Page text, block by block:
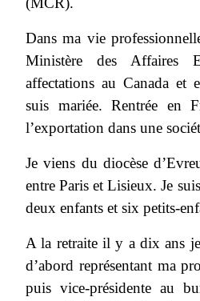
Dans ma vie
Ministère des Affaires
affectations au Canada et
suis mariée. Rentrée en
l’exportation dans une
Je viens du diocèse
entre Paris et Lisieux. Je
deux enfants et six petits-
A la retraite il y a dix ans
d’abord représentant ma
puis vice-présidente au